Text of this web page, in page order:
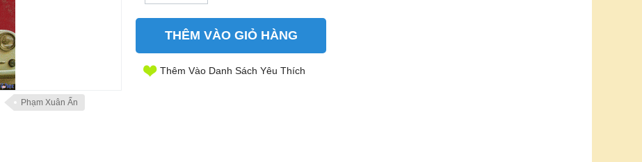
Phạm Xuân Ẩn
THÊM VÀO GIỎ HÀNG
Thêm Vào Danh Sách Yêu Thích